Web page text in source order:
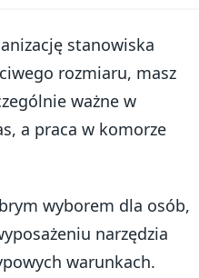
stanowiska
rozmiaru, masz
ważne w
a praca w komorze
wyborem dla osób,
narzędzia
warunkach.